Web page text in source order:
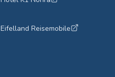
Eifelland Reisemobile